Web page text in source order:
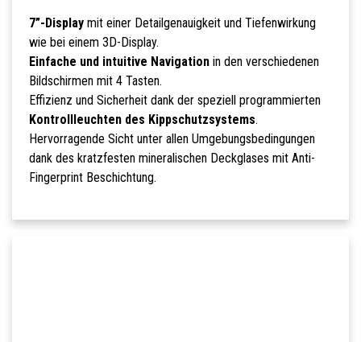
7”-Displaymit einer Detailgenauigkeit und Tiefenwirkung
wie bei einem 3D-Display.
Einfache und intuitive Navigationin den verschiedenen
Bildschirmen mit 4 Tasten.
Effizienz und Sicherheit dank der speziell programmierten
Kontrollleuchten des Kippschutzsystems.
Hervorragende Sicht unter allen Umgebungsbedingungen
dank des kratzfesten mineralischen Deckglases mit Anti-
Fingerprint Beschichtung.